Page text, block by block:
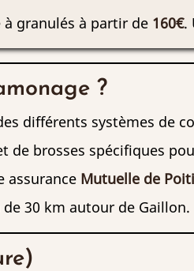
granulés à partir de 160€.
?
différents systèmes de
brosses spécifiques
assurance Mutuelle de
30 km autour de Gaillon.